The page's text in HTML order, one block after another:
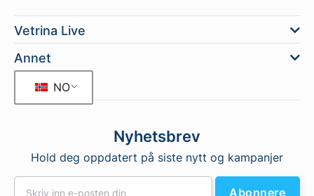
Vetrina Live
Annet
NO
Nyhetsbrev
Hold deg oppdatert på siste nytt og kampanjer
Abonnere